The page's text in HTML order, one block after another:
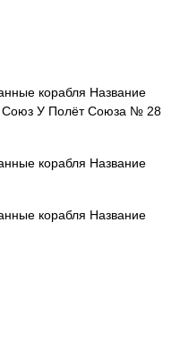
корабля Название
Союз У Полёт Союза № 28
корабля Название
корабля Название